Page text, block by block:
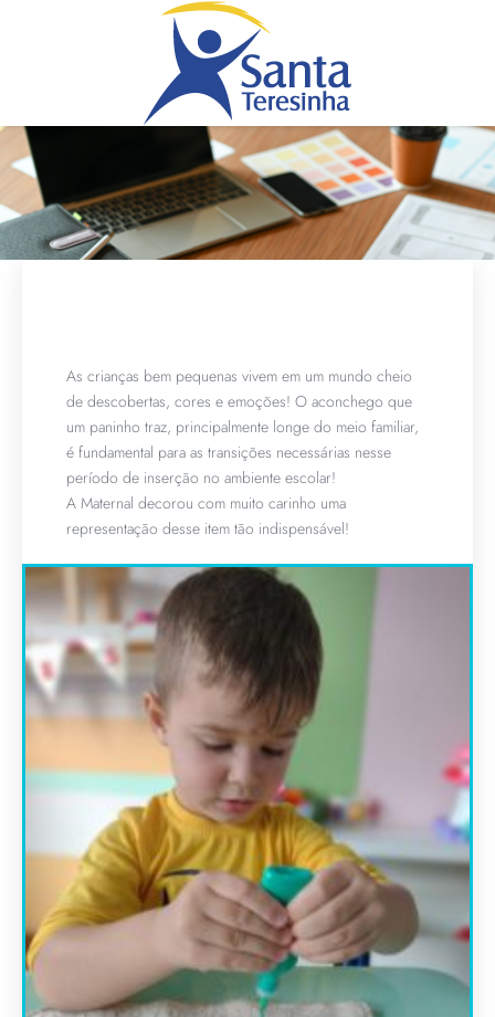
As crianças bem pequenas vivem em um mundo cheio
de descobertas, cores e emoções! O aconchego que
um paninho traz, principalmente longe do meio familiar,
é fundamental para as transições necessárias nesse
período de inserção no ambiente escolar!
A Maternal decorou com muito carinho uma
representação desse item tão indispensável!